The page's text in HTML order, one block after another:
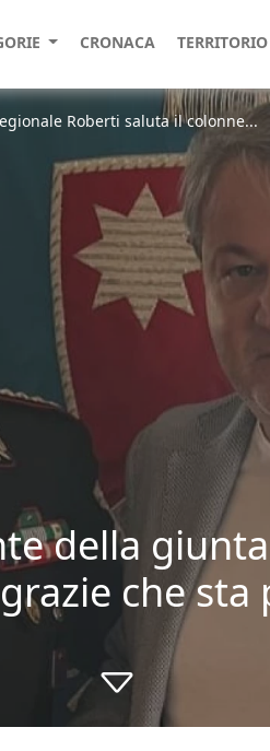
CRONACA TERRITORIO
Roberti saluta il colonne...
della
che sta